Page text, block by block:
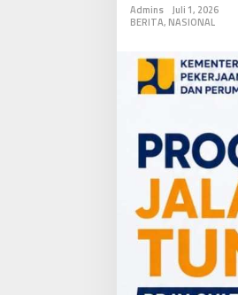
Admins
Juli 1, 2026
BERITA, NASIONAL